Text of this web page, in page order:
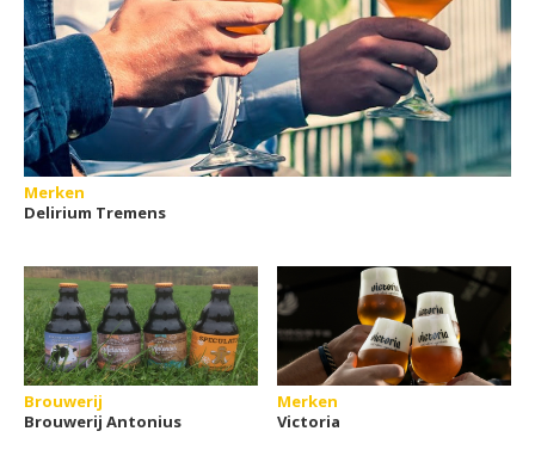
Merken
Delirium Tremens
Brouwerij
Brouwerij Antonius
Merken
Victoria